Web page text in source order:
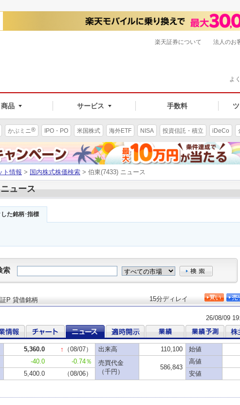
よ
商品 サービス 手数料
楽天証券について 法人のお
かぶミニ® IPO・PO 米国株式 海外ETF NISA 投資信託・積立 iDeCo
ト情報 > 国内株式株価検索 > 伯東(7433) ニュース
ュース
た銘柄･指標